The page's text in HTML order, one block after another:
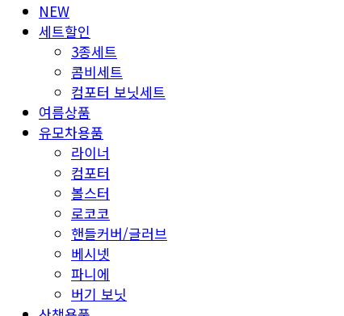
NEW
세트할인
3종세트
콤비세트
컴포터 보닛세트
여름상품
유모차용품
라이너
컴포터
볼스터
로코코
핸들커버/글러브
베시넷
파니에
버기 보닛